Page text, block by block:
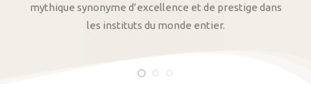
mythique synonyme d’excellence et de prestige dans
les instituts du monde entier.